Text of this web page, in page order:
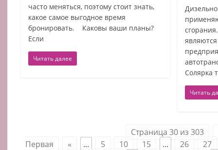
часто меняться, поэтому стоит знать,
какое самое выгодное время
бронировать. Каковы ваши планы?
Если
Читать далее
Солярка
Читать
Страница 30 из 303
Первая
« ... 5 10 15 ... 26
27